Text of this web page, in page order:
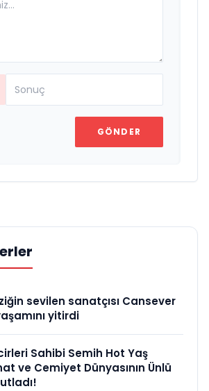
GÖNDER
sevilen sanatçısı Cansever
yitirdi
Sahibi Semih Hot Yaş
ve Cemiyet Dünyasının Ünlü